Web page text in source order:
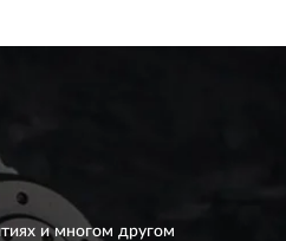
и многом другом